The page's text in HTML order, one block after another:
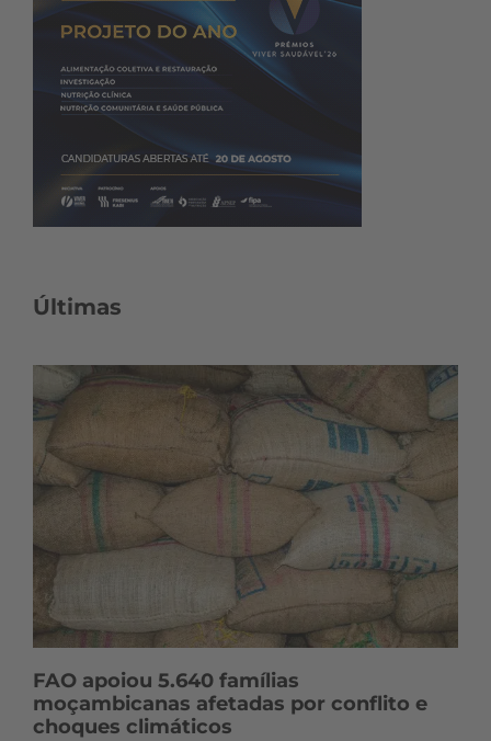
Últimas
FAO apoiou 5.640 famílias
moçambicanas afetadas por conflito e
choques climáticos